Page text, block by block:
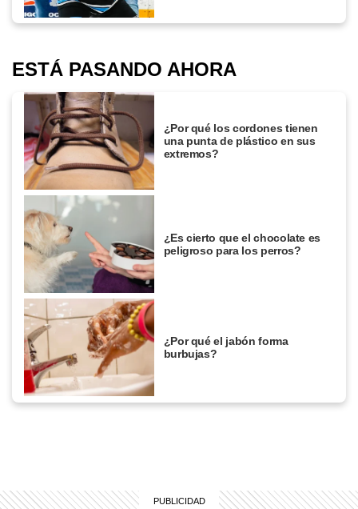
ESTÁ PASANDO AHORA
¿Por qué los cordones tienen
una punta de plástico en sus
extremos?
¿Es cierto que el chocolate es
peligroso para los perros?
¿Por qué el jabón forma
burbujas?